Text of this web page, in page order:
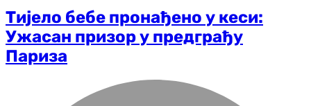
Тијело бебе пронађено у кеси:
Ужасан призор у предграђу
Париза